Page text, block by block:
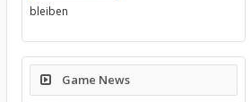
bleiben
Game News